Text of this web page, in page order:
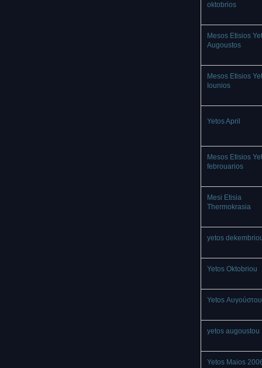
oktobrios
Mesos Etisios
Augoustos
Mesos Etisios
Iounios
Yetos April
Mesos Etisios
febrouarios
Mesi Etisia
Thermokrasia
yetos
Yetos Oktobriou
Yetos Αυγούστου
yetos augoustou
Yetos Maios